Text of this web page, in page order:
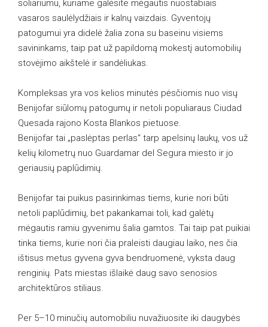
soliariumu, kuriame galėsite mėgautis nuostabiais
vasaros saulėlydžiais ir kalnų vaizdais. Gyventojų
patogumui yra didelė žalia zona su baseinu visiems
savininkams, taip pat už papildomą mokestį automobilių
stovėjimo aikštelė ir sandėliukas.
Kompleksas yra vos kelios minutės pėsčiomis nuo visų
Benijofar siūlomų patogumų ir netoli populiaraus Ciudad
Quesada rajono Kosta Blankos pietuose.
Benijofar tai „paslėptas perlas“ tarp apelsinų laukų, vos už
kelių kilometrų nuo Guardamar del Segura miesto ir jo
geriausių paplūdimių.
Benijofar tai puikus pasirinkimas tiems, kurie nori būti
netoli paplūdimių, bet pakankamai toli, kad galėtų
mėgautis ramiu gyvenimu šalia gamtos. Tai taip pat puikiai
tinka tiems, kurie nori čia praleisti daugiau laiko, nes čia
ištisus metus gyvena gyva bendruomenė, vyksta daug
renginių. Pats miestas išlaikė daug savo senosios
architektūros stiliaus.
Per 5–10 minučių automobiliu nuvažiuosite iki daugybės